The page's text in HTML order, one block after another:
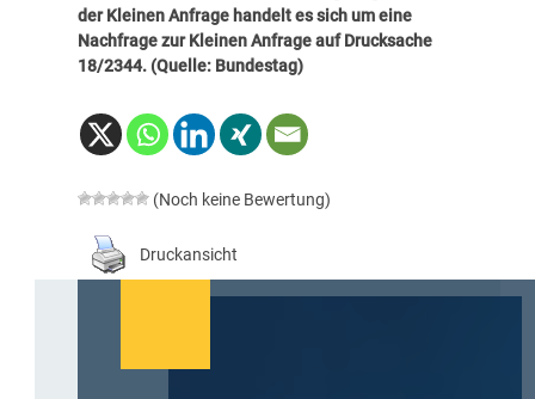
der Kleinen Anfrage handelt es sich um eine
Nachfrage zur Kleinen Anfrage auf Drucksache
18/2344. (Quelle: Bundestag)
(Noch keine Bewertung)
Druckansicht